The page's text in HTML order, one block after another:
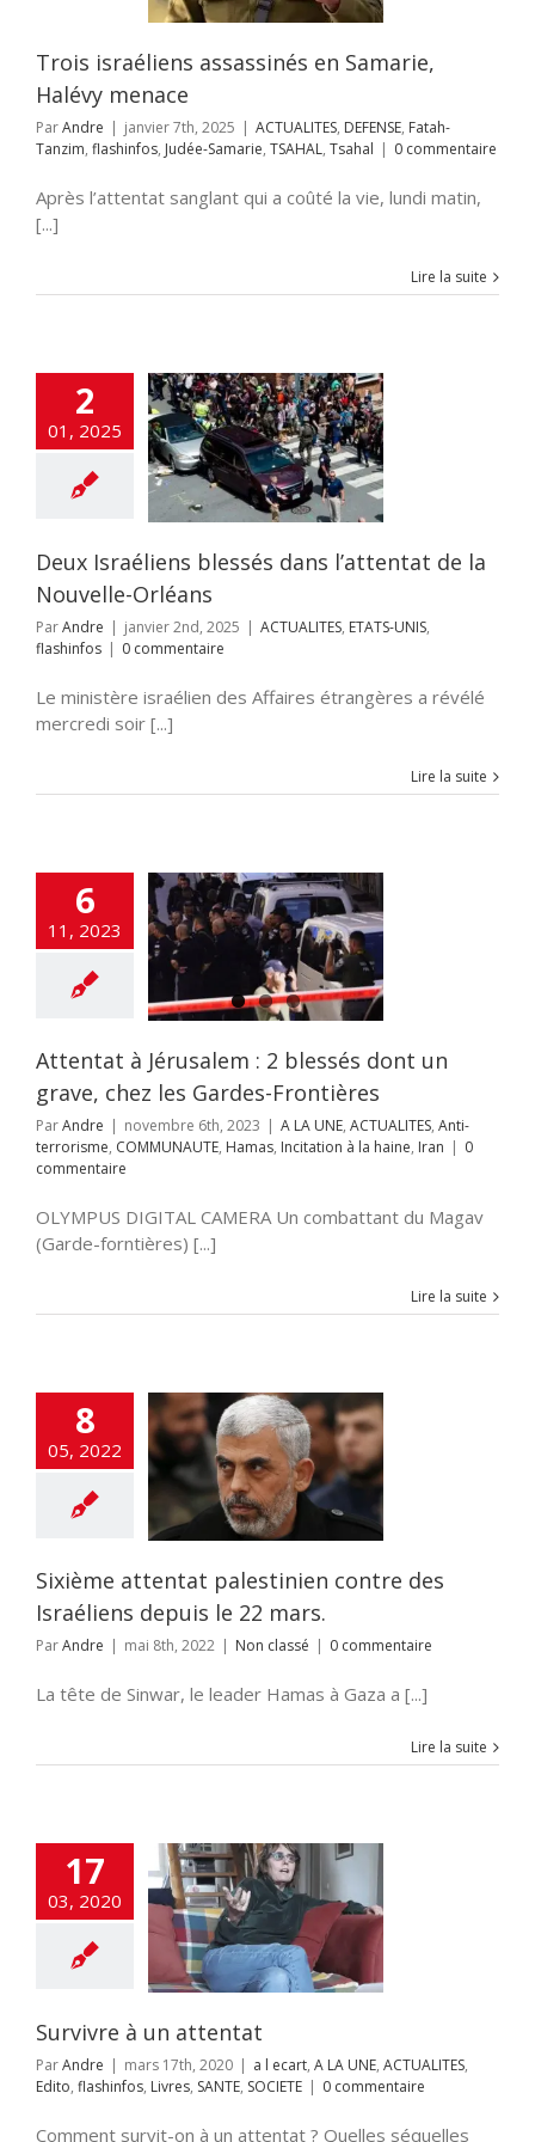
Trois israéliens assassinés en Samarie,
Halévy menace
ParAndre | janvier 7th, 2025 | ACTUALITES, DEFENSE, Fatah-
Tanzim, flashinfos, Judée-Samarie, TSAHAL, Tsahal | 0 commentaire
Après l’attentat sanglant qui a coûté la vie, lundi matin,
[...]
Lire la suite
2
01, 2025
blessés
de la
Orléans
ETATS-UNIS
Deux Israéliens blessés dans l’attentat de la
Nouvelle-Orléans
ParAndre | janvier 2nd, 2025 | ACTUALITES, ETATS-UNIS,
flashinfos | 0 commentaire
Le ministère israélien des Affaires étrangères a révélé
mercredi soir [...]
Lire la suite
6
11, 2023
à Jérusalem :
dont un
les Gardes-
ACTUALITES
à la haine Iran
Attentat à Jérusalem : 2 blessés dont un
grave, chez les Gardes-Frontières
ParAndre | novembre 6th, 2023 | A LA UNE, ACTUALITES, Anti-
terrorisme, COMMUNAUTE, Hamas, Incitation à la haine, Iran | 0
commentaire
OLYMPUS DIGITAL CAMERA Un combattant du Magav
(Garde-forntières) [...]
Lire la suite
8
05, 2022
attentat
contre des
depuis le 22
Sixième attentat palestinien contre des
Israéliens depuis le 22 mars.
ParAndre | mai 8th, 2022 | Non classé | 0 commentaire
La tête de Sinwar, le leader Hamas à Gaza a [...]
Lire la suite
17
03, 2020
à un attentat
A LA UNE
Edito
SANTE
Survivre à un attentat
ParAndre | mars 17th, 2020 | a l ecart, A LA UNE, ACTUALITES,
Edito, flashinfos, Livres, SANTE, SOCIETE | 0 commentaire
Comment survit-on à un attentat ? Quelles séquelles